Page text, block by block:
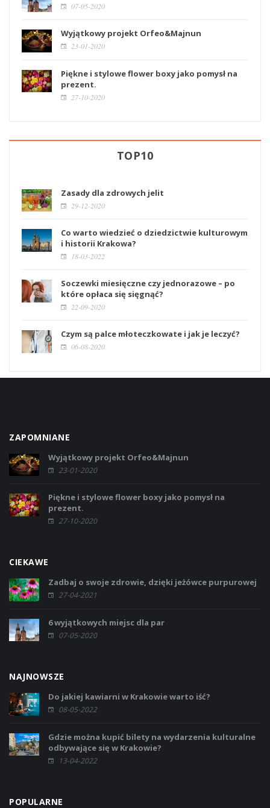
07-05-2020
Wyjątkowy projekt Orfeo&Majnun
23-01-2020
Piękne i stylowe flower boxy jako pomysł na
prezent.
27-10-2020
TOP10
Zasady dla zdrowych jelit
29-12-2020
Co warto wiedzieć o dziedzictwie kulturowym
i historii Krakowa?
18-03-2022
Soczewki miesięczne czy jednorazowe – po
które opłaca się sięgnąć?
22-09-2020
Czym są palce młoteczkowate i jak je leczyć?
06-08-2020
ZAPOMNIANE
Wyjątkowy projekt Orfeo&Majnun
23-01-2020
Piękne i stylowe flower boxy jako pomysł na
prezent.
27-10-2020
CIEKAWE
Zadbaj o swoje zdrowie, dzięki jeżówce purpurowej
27-04-2021
6 wyjątkowych miejsc dla par
07-05-2020
NAJNOWSZE
Do jakiej kawiarni w Krakowie warto iść?
08-05-2022
Gdzie można kupić bilety na wydarzenia kulturalne
odbywające się w Krakowie?
13-04-2022
POPULARNE